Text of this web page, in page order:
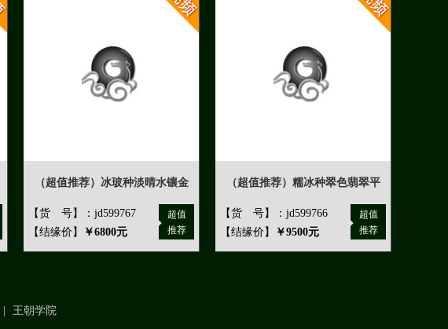
（超值推荐）冰玻种淡晴水镶金
【货 号】：jd599767
【结缘价】
￥6800元
超值
推荐
（超值推荐）糯冰种翠色翡翠平
【货 号】：jd599766
【结缘价】
￥9500元
超值
推荐
王朝学院